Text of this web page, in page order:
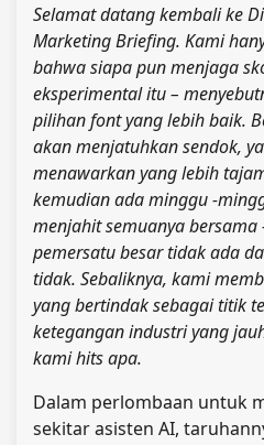
Selamat datang kembali ke
Marketing Briefing. Kami
bahwa siapa pun menjaga
eksperimental itu –
pilihan font yang lebih baik.
akan menjatuhkan sendok,
menawarkan yang lebih
kemudian ada minggu -
menjahit semuanya
pemersatu besar tidak ada
tidak. Sebaliknya, kami
yang bertindak sebagai titik
ketegangan industri yang
kami hits apa.
Dalam perlombaan untuk
sekitar asisten AI,